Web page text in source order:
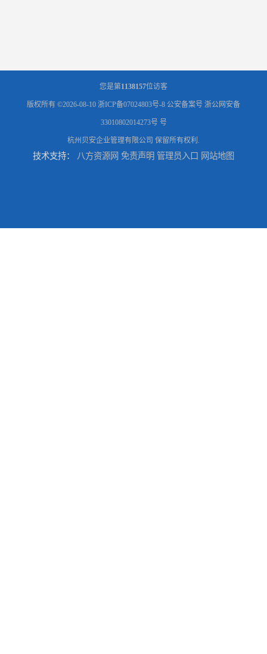
您是第1138157位访客
版权所有 ©2026-08-10 浙ICP备07024803号-8 公安备案号 浙公网安备
33010802014273号 号
杭州贝安企业管理有限公司 保留所有权利.
技术支持： 八方资源网 免责声明 管理员入口 网站地图